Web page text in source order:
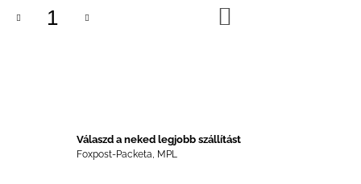
Válaszd a neked legjobb szállítást
Foxpost-Packeta, MPL